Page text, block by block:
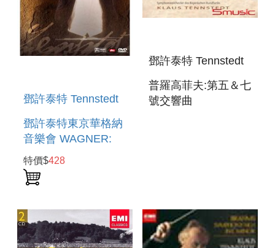
鄧許泰特 Tennstedt
鄧許泰特東京華格納
音樂會 WAGNER:
ORCHESTRAL
WORKS
特價$428
鄧許泰特 Tennstedt
普羅高菲夫:第五＆七
號交響曲